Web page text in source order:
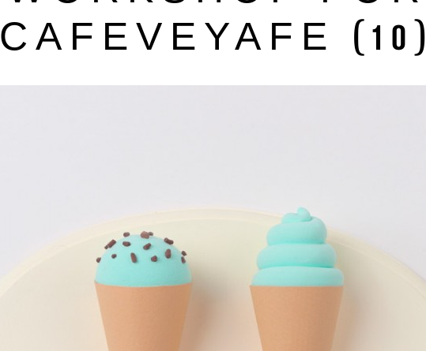
CAFEVEYAFE (10)